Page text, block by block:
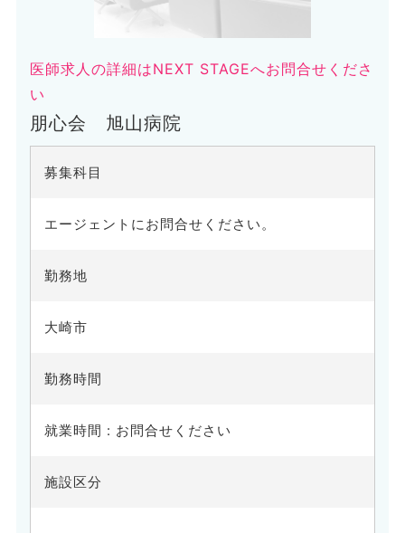
医師求人の詳細はNEXT STAGEへお問合せくださ
い
朋心会 旭山病院
募集科目
エージェントにお問合せください。
勤務地
大崎市
勤務時間
就業時間 : お問合せください
施設区分